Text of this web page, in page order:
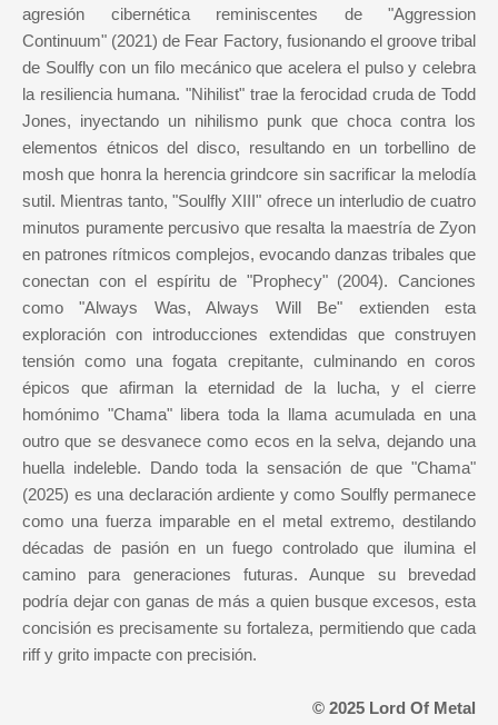
agresión cibernética reminiscentes de "Aggression
Continuum" (2021) de Fear Factory, fusionando el groove tribal
de Soulfly con un filo mecánico que acelera el pulso y celebra
la resiliencia humana. "Nihilist" trae la ferocidad cruda de Todd
Jones, inyectando un nihilismo punk que choca contra los
elementos étnicos del disco, resultando en un torbellino de
mosh que honra la herencia grindcore sin sacrificar la melodía
sutil. Mientras tanto, "Soulfly XIII" ofrece un interludio de cuatro
minutos puramente percusivo que resalta la maestría de Zyon
en patrones rítmicos complejos, evocando danzas tribales que
conectan con el espíritu de "Prophecy" (2004). Canciones
como "Always Was, Always Will Be" extienden esta
exploración con introducciones extendidas que construyen
tensión como una fogata crepitante, culminando en coros
épicos que afirman la eternidad de la lucha, y el cierre
homónimo "Chama" libera toda la llama acumulada en una
outro que se desvanece como ecos en la selva, dejando una
huella indeleble. Dando toda la sensación de que "Chama"
(2025) es una declaración ardiente y como Soulfly permanece
como una fuerza imparable en el metal extremo, destilando
décadas de pasión en un fuego controlado que ilumina el
camino para generaciones futuras. Aunque su brevedad
podría dejar con ganas de más a quien busque excesos, esta
concisión es precisamente su fortaleza, permitiendo que cada
riff y grito impacte con precisión.
© 2025 Lord Of Metal